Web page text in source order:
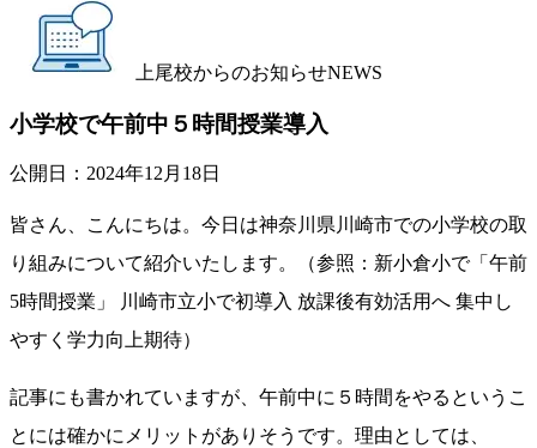
上尾校からのお知らせNEWS
小学校で午前中５時間授業導入
公開日： 2024年12月18日
皆さん、こんにちは。今日は神奈川県川崎市での小学校の取
り組みについて紹介いたします。（参照：新小倉小で「午前
5時間授業」 川崎市立小で初導入 放課後有効活用へ 集中し
やすく学力向上期待）
記事にも書かれていますが、午前中に５時間をやるというこ
とには確かにメリットがありそうです。理由としては、